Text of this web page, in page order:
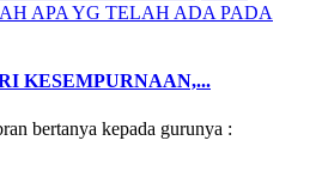
KESEMPURNAAN,...
bertanya kepada gurunya :